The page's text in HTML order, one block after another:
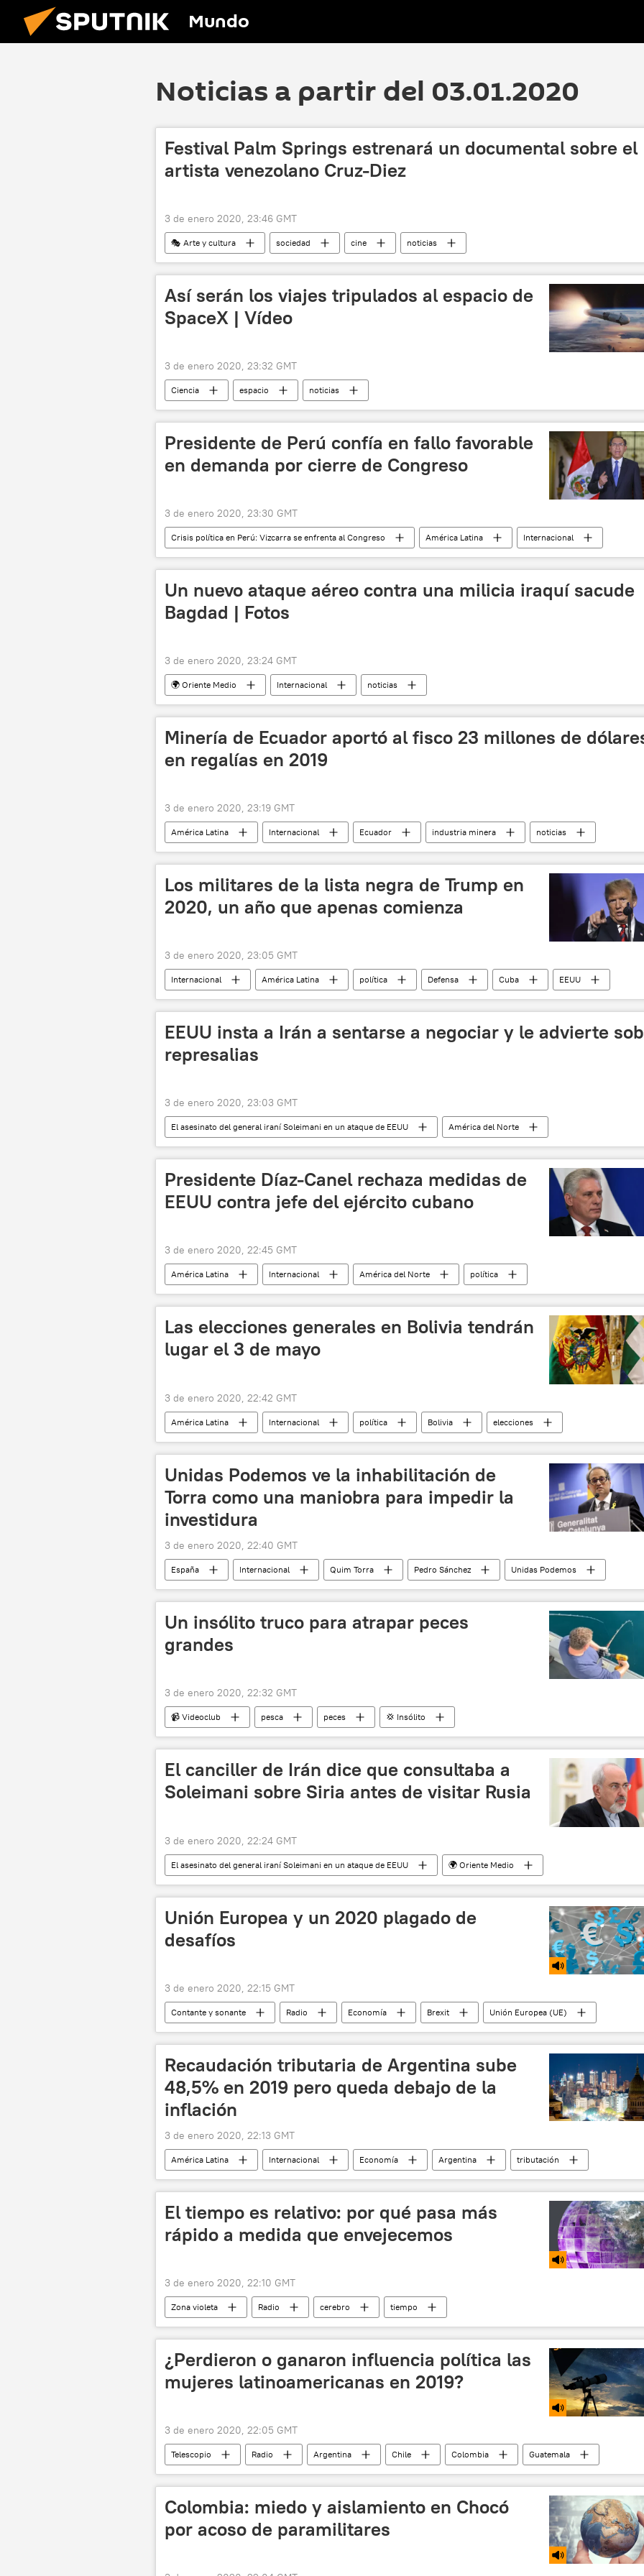
Mundo
Noticias a partir del 03.01.2020
Festival Palm Springs estrenará un documental sobre el
artista venezolano Cruz-Diez
3 de enero 2020, 23:46 GMT
🎭 Arte y cultura sociedad cine noticias
Así serán los viajes tripulados al espacio de
SpaceX | Vídeo
3 de enero 2020, 23:32 GMT
Ciencia espacio noticias
Presidente de Perú confía en fallo favorable
en demanda por cierre de Congreso
3 de enero 2020, 23:30 GMT
Crisis política en Perú: Vizcarra se enfrenta al Congreso América Latina
Internacional
Martín Vizcarra
Perú Congreso de Perú noticias
Un nuevo ataque aéreo contra una milicia iraquí sacude
Bagdad | Fotos
3 de enero 2020, 23:24 GMT
🌍 Oriente Medio Internacional noticias
Minería de Ecuador aportó al fisco 23 millones de
en regalías en 2019
3 de enero 2020, 23:19 GMT
América Latina Internacional Ecuador industria minera noticias
Los militares de la lista negra de Trump en
2020, un año que apenas comienza
3 de enero 2020, 23:05 GMT
Internacional América Latina política Defensa Cuba
EEUU
militares
Qasem Soleimani Raúl Castro Leopoldo Cintra Frías
sanciones
EEUU insta a Irán a sentarse a negociar y le advierte
represalias
3 de enero 2020, 23:03 GMT
El asesinato del general iraní Soleimani en un ataque de EEUU
América del Norte
Internacional
🌍 Oriente Medio política EEUU
Irán
Presidente Díaz-Canel rechaza medidas de
EEUU contra jefe del ejército cubano
3 de enero 2020, 22:45 GMT
América Latina Internacional América del Norte
política
Leopoldo Cintra Frías
Miguel Díaz-Canel Bermúdez EEUU
Cuba
Las elecciones generales en Bolivia tendrán
lugar el 3 de mayo
3 de enero 2020, 22:42 GMT
América Latina Internacional política Bolivia
elecciones
noticias
Unidas Podemos ve la inhabilitación de
Torra como una maniobra para impedir la
investidura
3 de enero 2020, 22:40 GMT
España Internacional Quim Torra Pedro Sánchez
Unidas Podemos
Cataluña
Partido Socialista Obrero Español (PSOE) noticias
Un insólito truco para atrapar peces
grandes
3 de enero 2020, 22:32 GMT
📹 Videoclub pesca peces 💢 Insólito
El canciller de Irán dice que consultaba a
Soleimani sobre Siria antes de visitar Rusia
3 de enero 2020, 22:24 GMT
El asesinato del general iraní Soleimani en un ataque de EEUU
🌍 Oriente Medio
Internacional
política Rusia Irán Siria
Mohamad Yavad Zarif
Unión Europea y un 2020 plagado de
desafíos
3 de enero 2020, 22:15 GMT
Contante y sonante Radio Economía Brexit Unión Europea (UE)
Recaudación tributaria de Argentina sube
48,5% en 2019 pero queda debajo de la
inflación
3 de enero 2020, 22:13 GMT
América Latina Internacional Economía Argentina
tributación
noticias
El tiempo es relativo: por qué pasa más
rápido a medida que envejecemos
3 de enero 2020, 22:10 GMT
Zona violeta Radio cerebro tiempo
¿Perdieron o ganaron influencia política las
mujeres latinoamericanas en 2019?
3 de enero 2020, 22:05 GMT
Telescopio Radio Argentina Chile Colombia
Guatemala
lucha de mujeres
vicepresidenta igualdad de género
América Latina
Colombia: miedo y aislamiento en Chocó
por acoso de paramilitares